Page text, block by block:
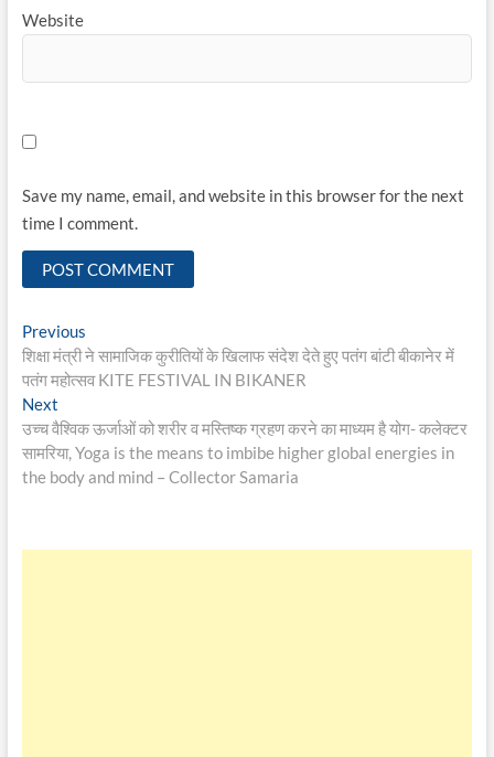
Website
Save my name, email, and website in this browser for the next
time I comment.
Post
navigation
PreviousPrevious
post:
शिक्षा मंत्री ने सामाजिक कुरीतियों के खिलाफ संदेश देते हुए पतंग बांटी बीकानेर में
पतंग महोत्सव KITE FESTIVAL IN BIKANER
NextNext
post:
उच्च वैश्विक ऊर्जाओं को शरीर व मस्तिष्क ग्रहण करने का माध्यम है योग- कलेक्टर
सामरिया, Yoga is the means to imbibe higher global energies in
the body and mind – Collector Samaria